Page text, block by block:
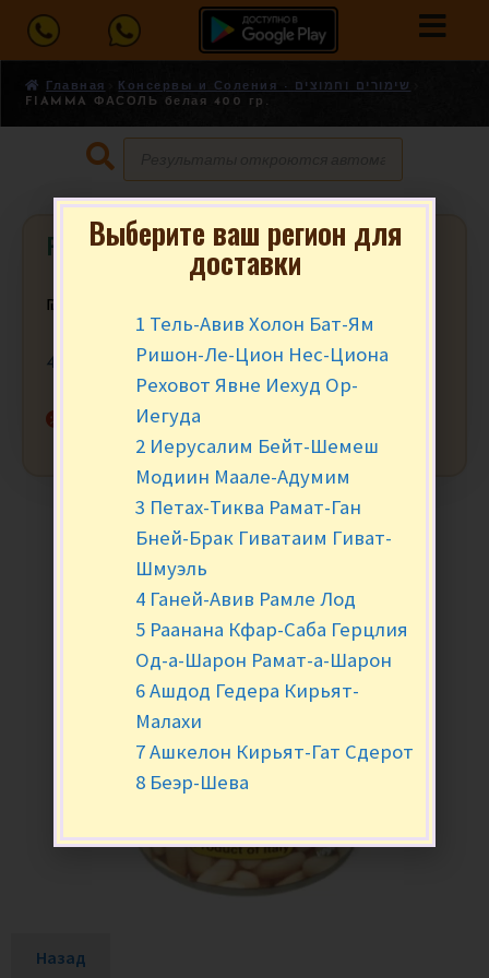
Главная
Консервы и Соления - שימורים וחמוצים
FIAMMA ФАСОЛЬ белая 400 гр.
FIAMMA ФАСОЛЬ белая 400 гр.
₪
400 гр.
Нет в наличии
Назад
Выберите ваш регион для
доставки
1 Тель-Авив Холон Бат-Ям
Ришон-Ле-Цион Нес-Циона
Реховот Явне Иехуд Ор-
Иегуда
2 Иерусалим Бейт-Шемеш
Модиин Маале-Адумим
3 Петах-Тиква Рамат-Ган
Бней-Брак Гиватаим Гиват-
Шмуэль
4 Ганей-Авив Рамле Лод
5 Раанана Кфар-Саба Герцлия
Од-а-Шарон Рамат-а-Шарон
6 Ашдод Гедера Кирьят-
Малахи
7 Ашкелон Кирьят-Гат Сдерот
8 Беэр-Шева